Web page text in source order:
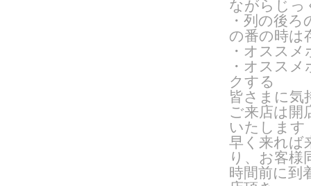
ながらじっ
・列の後
の番の時は
・オスス
・オスス
クする
皆さまに気
ご来店は開
いたします
早く来れば
り、お客様
時間前に到